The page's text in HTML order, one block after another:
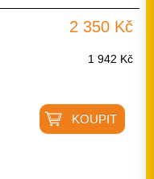
2 350 Kč
1 942 Kč